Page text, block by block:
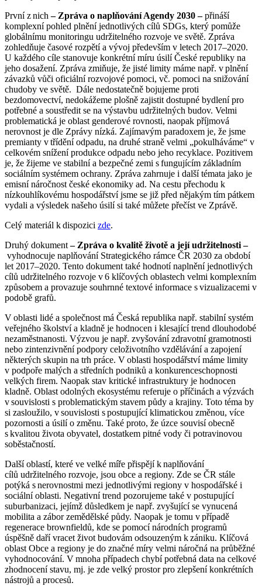
První z nich– Zpráva o naplňování Agendy 2030 –přináší
komplexní pohled plnění jednotlivých cílů SDGs, který pomůže
globálnímu monitoringu udržitelného rozvoje ve světě. Zpráva
zohledňuje časové rozpětí a vývoj především v letech 2017–2020.
U každého cíle stanovuje konkrétní míru úsilí České republiky na
jeho dosažení. Zpráva zmiňuje, že jisté limity máme např. v plnění
závazků vůči oficiální rozvojové pomoci, vč. pomoci na snižování
chudoby ve světě. Dále nedostatečně bojujeme proti
bezdomovectví, nedokážeme plošně zajistit dostupné bydlení pro
potřebné a soustředit se na výstavbu udržitelných budov. Velmi
problematická je oblast genderové rovnosti, naopak příjmová
nerovnost je dle Zprávy nízká. Zajímavým paradoxem je, že jsme
premianty v třídění odpadu, na druhé straně velmi „pokulháváme“ v
celkovém snížení produkce odpadu nebo jeho recyklace. Pozitivem
je, že žijeme ve stabilní a bezpečné zemi s fungujícím základním
sociálním systémem ochrany. Zpráva zahrnuje i další témata jako je
emisní náročnost české ekonomiky ad. Na cestu přechodu k
nízkouhlíkovému hospodářství jsme se již před nějakým tím pátkem
vydali a výsledek našeho úsilí si také můžete přečíst ve Zprávě.
Celý materiál k dispozici zde.
Druhý dokument– Zpráva o kvalitě životě a její udržitelnosti –
vyhodnocuje naplňování Strategického rámce ČR 2030 za období
let 2017–2020. Tento dokument také hodnotí naplnění jednotlivých
cílů udržitelného rozvoje v 6 klíčových oblastech velmi komplexním
způsobem a provazuje souhrnné textové informace s vizualizacemi v
podobě grafů.
V oblasti lidé a společnost má Česká republika např. stabilní systém
veřejného školství a kladně je hodnocen i klesající trend dlouhodobé
nezaměstnanosti. Výzvou je např. zvyšování zdravotní gramotnosti
nebo zintenzivnění podpory celoživotního vzdělávání a zapojení
některých skupin na trh práce. V oblasti hospodářství máme limity
v podpoře malých a středních podniků a konkurenceschopnosti
velkých firem. Naopak stav kritické infrastruktury je hodnocen
kladně. Oblast odolných ekosystému referuje o příčinách a výzvách
v souvislosti s problematickým stavem půdy a krajiny. Toto téma by
si zasloužilo, v souvislosti s postupující klimatickou změnou, více
pozornosti a úsilí o změnu. Také proto, že úzce souvisí obecně
s kvalitou života obyvatel, dostatkem pitné vody či potravinovou
soběstačností.
Další oblastí, které ve velké míře přispějí k naplňování
cílů udržitelného rozvoje, jsou obce a regiony. Zde se ČR stále
potýká s nerovnostmi mezi jednotlivými regiony v hospodářské i
sociální oblasti. Negativní trend pozorujeme také v postupující
suburbanizaci, jejímž důsledkem je např. zvyšující se vynucená
mobilita a zábor zemědělské půdy. Naopak je tomu v případě
regenerace brownfieldů, kde se pomocí národních programů
úspěšně daří vracet život budovám odsouzeným k zániku. Klíčová
oblast Obce a regiony je do značné míry velmi náročná na průběžné
vyhodnocování. V mnoha případech chybí potřebná data na celkové
zhodnocení stavu, mj. je zde velký prostor pro zlepšení konkrétních
nástrojů a procesů.